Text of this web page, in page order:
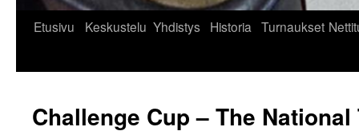
Etusivu Keskustelu Yhdistys Historia Turnaukset
Challenge Cup – The National